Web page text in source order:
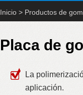
Inicio > Productos de
Placa de
La
aplicación.